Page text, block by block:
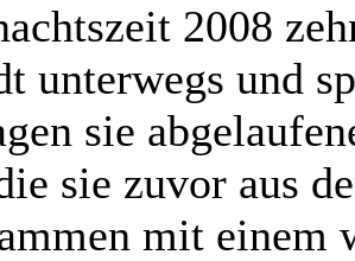
2008
unterwegs und
sie
sie zuvor aus
mit einem